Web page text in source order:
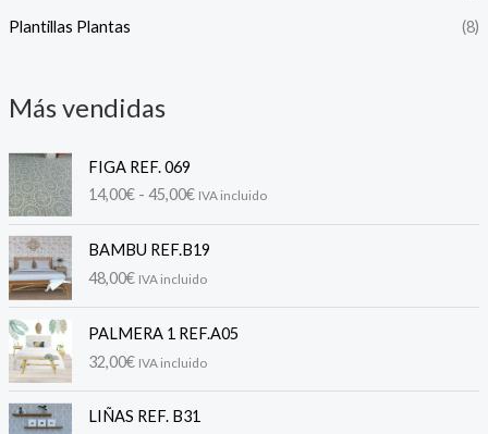
Plantillas Plantas (8)
Más vendidas
FIGA REF. 069
14,00€ - 45,00€n
g
o
d
r
e
i
IVA incluido
BAMBU REF.B19
48,00€ IVA incluido
PALMERA 1 REF.A05
32,00€ IVA incluido
LIÑAS REF. B31